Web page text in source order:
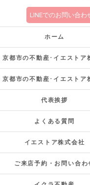
LINEでのお問い合わ
ホーム
代表挨拶
よくある質問
イエストア株式会社
ご来店予約・お問い合わ